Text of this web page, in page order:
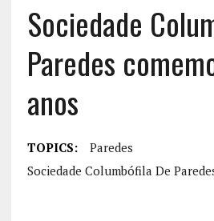
Sociedade
Paredes
anos
TOPICS:
Paredes
Sociedade Columbófila De